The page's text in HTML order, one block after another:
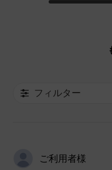
フィルター
ご利用者様